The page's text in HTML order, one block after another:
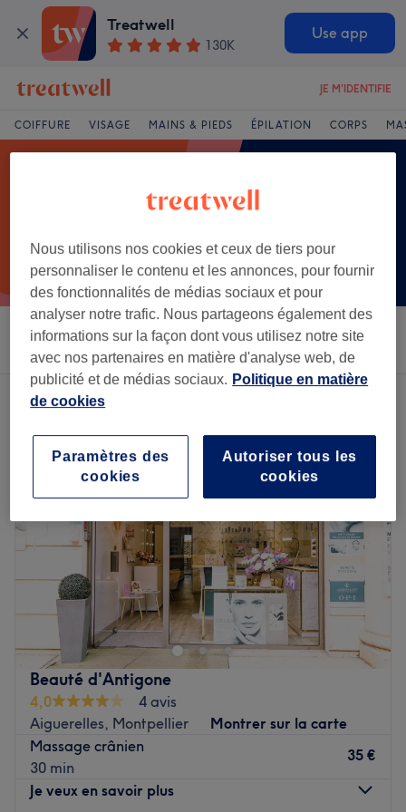
Treatwell
130K
Use app
JE M'IDENTIFIE
COIFFURE VISAGE MAINS & PIEDS ÉPILATION CORPS
Trier par Salons Offres Express Note
Un établissement offrant:
Beauté d'Antigone
4,0
4 avis
Aiguerelles, Montpellier
Montrer sur la carte
Massage crânien
30 min
35 €
Je veux en savoir plus
Nous utilisons nos cookies et ceux de tiers pour
personnaliser le contenu et les annonces, pour fournir
des fonctionnalités de médias sociaux et pour
analyser notre trafic. Nous partageons également des
informations sur la façon dont vous utilisez notre site
avec nos partenaires en matière d'analyse web, de
publicité et de médias sociaux. Politique en matière
de cookies
Autoriser tous les
cookies
Paramètres des
cookies